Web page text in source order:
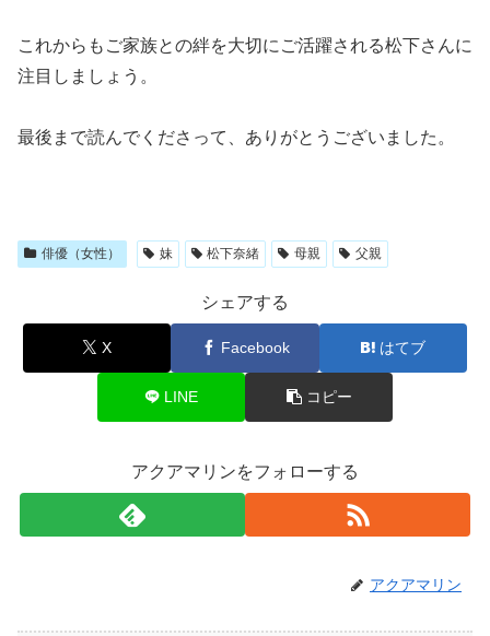
これからもご家族との絆を大切にご活躍される松下さんに
注目しましょう。
最後まで読んでくださって、ありがとうございました。
俳優（女性） 妹 松下奈緒 母親 父親
シェアする
X Facebook はてブ
LINE コピー
アクアマリンをフォローする
アクアマリン